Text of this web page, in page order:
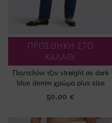
ΠΡΟΣΘΗΚΗ ΣΤΟ
ΚΑΛΑΘΙ
Παντελόνι τζιν straight σε dark
blue denim χρώμα plus size
50,00 €